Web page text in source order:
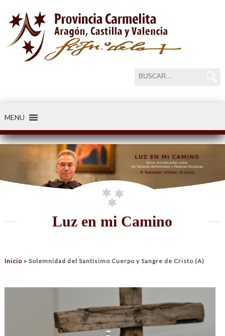
MENU
-----34
Luz en mi Camino
Inicio» Solemnidad del Santísimo Cuerpo y Sangre de Cristo (A)